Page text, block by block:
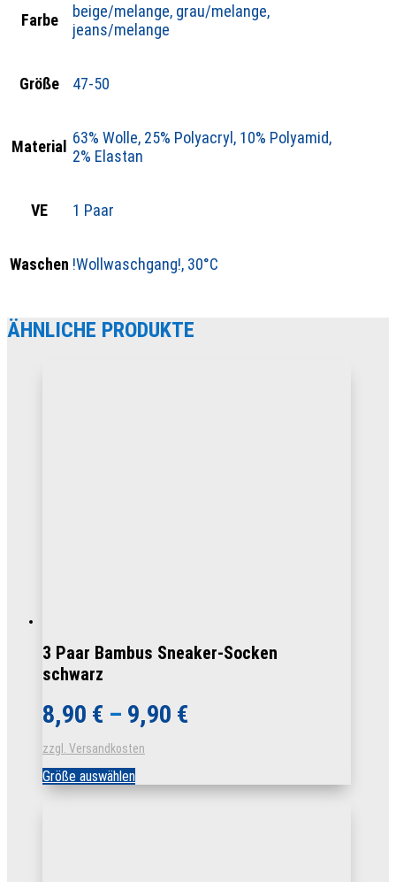
Farbe
beige/melange, grau/melange,
jeans/melange
Größe 47-50
Material 63% Wolle, 25% Polyacryl, 10% Polyamid,
2% Elastan
VE 1 Paar
Waschen !Wollwaschgang!, 30°C
ÄHNLICHE PRODUKTE
3 Paar Bambus Sneaker-Socken
schwarz
8,90 € – 9,90 €
zzgl. Versandkosten
Größe auswählenDieses
Produkt